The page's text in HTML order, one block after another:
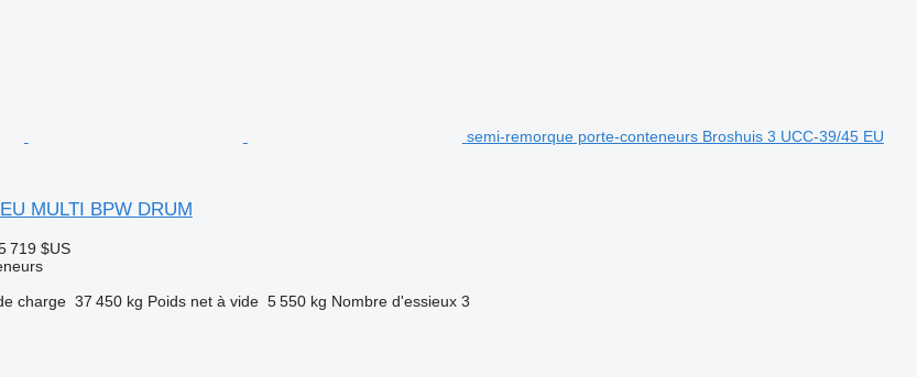
semi-remorque porte-conteneurs Broshuis 3 UCC-39/45 EU
MULTI BPW DRUM
719 $US
charge 37 450 kg Poids net à vide 5 550 kg Nombre d'essieux 3